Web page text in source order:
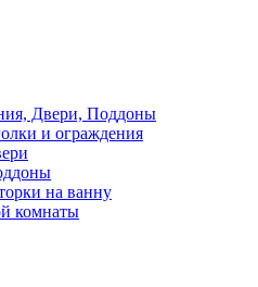
Двери, Поддоны
и ограждения
на ванну
комнаты